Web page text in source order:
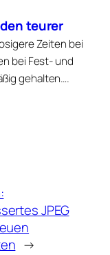
teurer
Zeiten bei
bei Fest- und
gehalten….
JPEG
→